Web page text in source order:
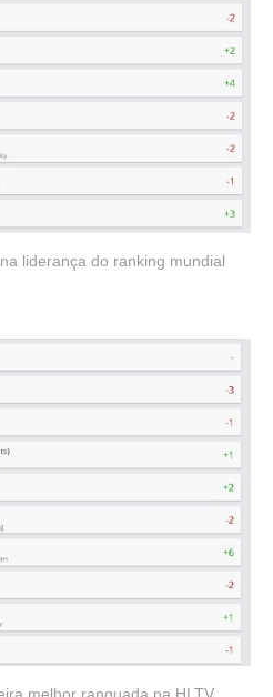
liderança do ranking mundial